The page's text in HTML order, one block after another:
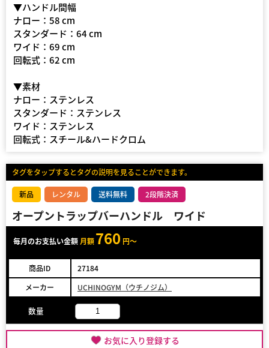
▼ハンドル間幅
ナロー：58 cm
スタンダード：64 cm
ワイド：69 cm
回転式：62 cm
▼素材
ナロー：ステンレス
スタンダード：ステンレス
ワイド：ステンレス
回転式：スチール&ハードクロム
タグをタップするとタグの説明を見ることができます。
新品 レンタル 送料無料 2段階決済
オープントラップバーハンドル ワイド
毎月のお支払い金額 月額760 円～
商品ID
27184
メーカー
UCHINOGYM（ウチノジム）
数量
お気に入り登録する